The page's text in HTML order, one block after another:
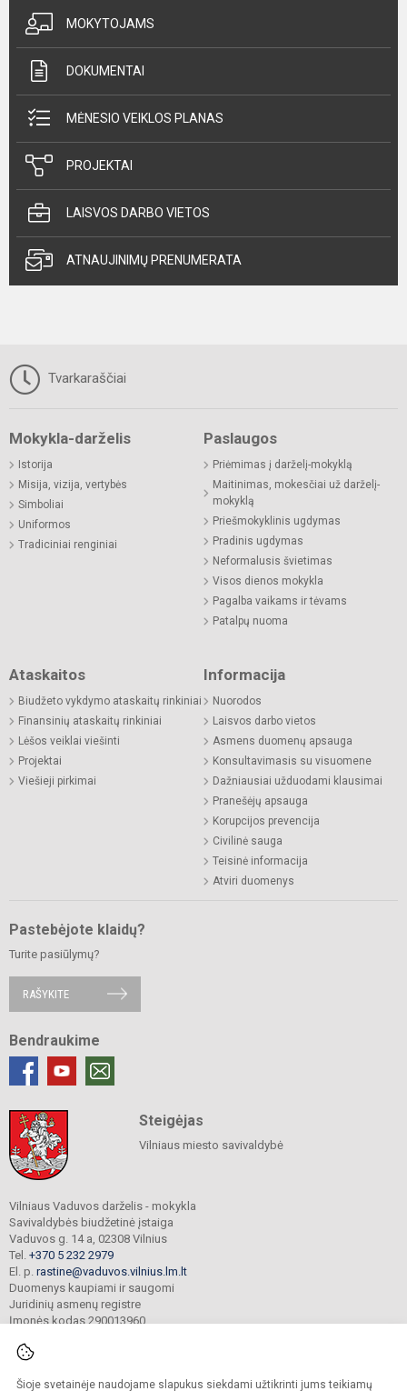
Šioje svetainėje naudojame slapukus siekdami užtikrinti jums teikiamų
MOKYTOJAMS
DOKUMENTAI
MĖNESIO VEIKLOS PLANAS
PROJEKTAI
LAISVOS DARBO VIETOS
ATNAUJINIMŲ PRENUMERATA
Tvarkaraščiai
Mokykla-darželis
Istorija
Misija, vizija, vertybės
Simboliai
Uniformos
Tradiciniai renginiai
Paslaugos
Priėmimas į darželį-mokyklą
Maitinimas, mokesčiai už darželį-
mokyklą
Priešmokyklinis ugdymas
Pradinis ugdymas
Neformalusis švietimas
Visos dienos mokykla
Pagalba vaikams ir tėvams
Patalpų nuoma
Ataskaitos
Biudžeto vykdymo ataskaitų rinkiniai
Finansinių ataskaitų rinkiniai
Lėšos veiklai viešinti
Projektai
Viešieji pirkimai
Informacija
Nuorodos
Laisvos darbo vietos
Asmens duomenų apsauga
Konsultavimasis su visuomene
Dažniausiai užduodami klausimai
Pranešėjų apsauga
Korupcijos prevencija
Civilinė sauga
Teisinė informacija
Atviri duomenys
Pastebėjote klaidų?
Turite pasiūlymų?
RAŠYKITE
Bendraukime
Steigėjas
Vilniaus miesto savivaldybė
Vilniaus Vaduvos darželis - mokykla
Savivaldybės biudžetinė įstaiga
Vaduvos g. 14 a, 02308 Vilnius
Tel. +370 5 232 2979
El. p. rastine@vaduvos.vilnius.lm.lt
Duomenys kaupiami ir saugomi
Juridinių asmenų registre
Įmonės kodas 290013960
© 2023. Vilniaus Vaduvos darželis - mokykla. Visos teisės saugomos.